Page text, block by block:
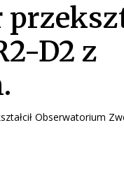
D2 z
Obserwatorium